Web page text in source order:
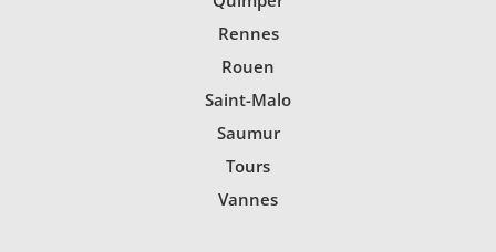
Rennes
Rouen
Saint-Malo
Saumur
Tours
Vannes